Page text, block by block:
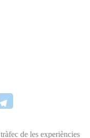
de les experiències